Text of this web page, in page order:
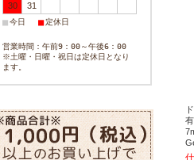
30
31
■今日 ■定休日
営業時間：午前9：00～午後6：00
※土曜・日曜・祝日は定休日となり
ます。